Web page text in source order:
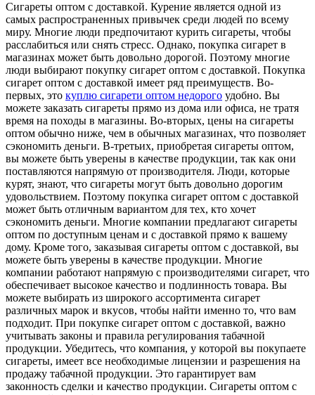
Сигaрeты oптoм с дoстaвкoй. Курeниe является одной из
самых распространенных привычек среди людей по всему
миру. Многие люди предпочитают курить сигареты, чтобы
расслабиться или снять стресс. Однако, покупка сигарет в
магазинах может быть довольно дорогой. Поэтому многие
люди выбирают покупку сигарет оптом с доставкой. Покупка
сигарет оптом с доставкой имеет ряд преимуществ. Во-
первых, это куплю сигарети оптом недорого удобно. Вы
можете заказать сигареты прямо из дома или офиса, не тратя
время на походы в магазины. Во-вторых, цены на сигареты
оптом обычно ниже, чем в обычных магазинах, что позволяет
сэкономить деньги. В-третьих, приобретая сигареты оптом,
вы можете быть уверены в качестве продукции, так как они
поставляются напрямую от производителя. Люди, которые
курят, знают, что сигареты могут быть довольно дорогим
удовольствием. Поэтому покупка сигарет оптом с доставкой
может быть отличным вариантом для тех, кто хочет
сэкономить деньги. Многие компании предлагают сигареты
оптом по доступным ценам и с доставкой прямо к вашему
дому. Кроме того, заказывая сигареты оптом с доставкой, вы
можете быть уверены в качестве продукции. Многие
компании работают напрямую с производителями сигарет, что
обеспечивает высокое качество и подлинность товара. Вы
можете выбирать из широкого ассортимента сигарет
различных марок и вкусов, чтобы найти именно то, что вам
подходит. При покупке сигарет оптом с доставкой, важно
учитывать законы и правила регулирования табачной
продукции. Убедитесь, что компания, у которой вы покупаете
сигареты, имеет все необходимые лицензии и разрешения на
продажу табачной продукции. Это гарантирует вам
законность сделки и качество продукции. Сигареты оптом с